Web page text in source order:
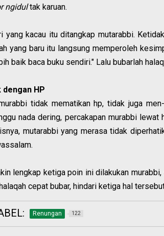
ngidultak karuan.
yang kacau itu ditangkap mutarabbi.
yang baru itu langsung memperoleh
baik baca buku sendiri." Lalu bubarlah
dengan HP
tidak mematikan hp, tidak juga
nada dering, percakapan murabbi
mutarabbi yang merasa tidak
lengkap ketiga poin ini dilakukan
cepat bubar, hindari ketiga hal
Renungan 122